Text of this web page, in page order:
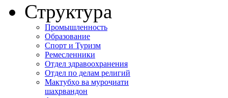
Структура
Промышленность
Образование
Спорт и Туризм
Ремесленники
Отдел здравоохранения
Отдел по делам религий
Мактубҳо ва муроҷиати
шаҳрвандон